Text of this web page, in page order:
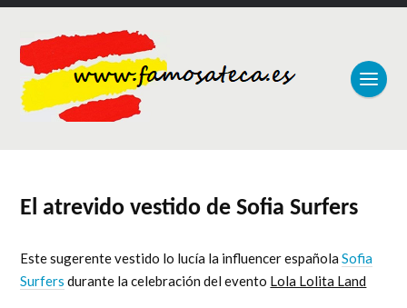
El atrevido vestido de Sofia Surfers
Este sugerente vestido lo lucía la influencer españolaSofia
Surfers durante la celebración del evento Lola Lolita Land